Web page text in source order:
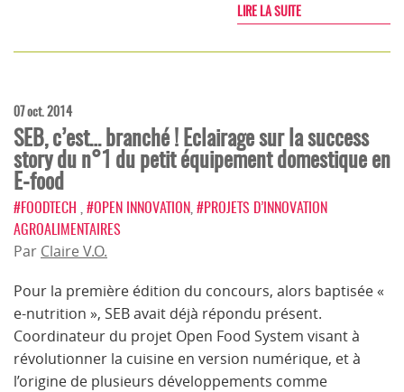
LIRE LA SUITE
07 oct. 2014
SEB, c’est… branché ! Eclairage sur la success
story du n°1 du petit équipement domestique en
E-food
#FOODTECH #OPEN INNOVATION #PROJETS D’INNOVATION
AGROALIMENTAIRES
Par Claire V.O.
Pour la première édition du concours, alors baptisée «
e-nutrition », SEB avait déjà répondu présent.
Coordinateur du projet Open Food System visant à
révolutionner la cuisine en version numérique, et à
l’origine de plusieurs développements comme